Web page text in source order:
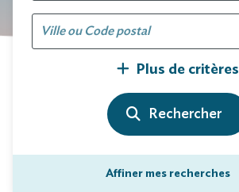
Plus de critères
Affiner mes recherches